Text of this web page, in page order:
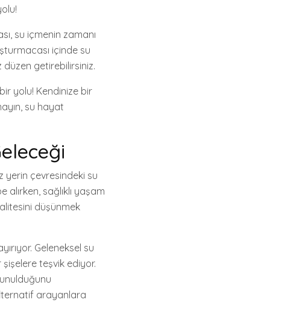
su içmenin zamanı
içinde su
düzen getirebilirsiniz.
yolu! Kendinize bir
su hayat
yerin çevresindeki su
alırken, sağlıklı yaşam
düşünmek
Geleneksel su
şişelere teşvik ediyor.
arayanlara